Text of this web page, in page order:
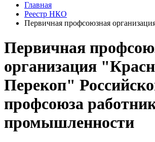
Главная
Реестр НКО
Первичная профсоюзная
Первичная
организация
Перекоп"
профсоюза
промышленности